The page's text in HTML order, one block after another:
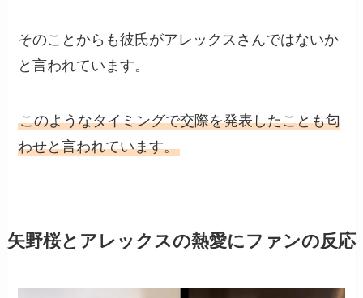
そのことからも彼氏がアレックスさんではないか
と言われています。
このようなタイミングで交際を発表したことも匂
わせと言われています。
矢野桜とアレックスの熱愛にファンの反応